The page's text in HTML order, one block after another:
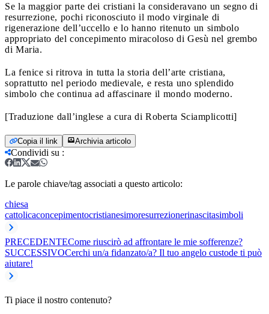
Se la maggior parte dei cristiani la consideravano un segno di
resurrezione, pochi riconosciuto il modo virginale di
rigenerazione dell’uccello e lo hanno ritenuto un simbolo
appropriato del concepimento miracoloso di Gesù nel grembo
di Maria.
La fenice si ritrova in tutta la storia dell’arte cristiana,
soprattutto nel periodo medievale, e resta uno splendido
simbolo che continua ad affascinare il mondo moderno.
[Traduzione dall’inglese a cura di Roberta Sciamplicotti]
Copia il link Archivia articolo
Condividi su :
Le parole chiave/tag associati a questo articolo:
chiesa
cattolicaconcepimentocristianesimoresurrezionerinascitasimboli
PRECEDENTECome riuscirò ad affrontare le mie sofferenze?
SUCCESSIVOCerchi un/a fidanzato/a? Il tuo angelo custode ti può
aiutare!
Ti piace il nostro contenuto?